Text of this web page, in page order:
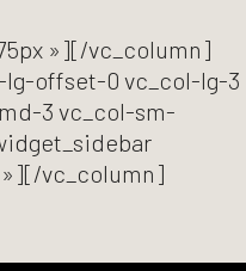
»][/vc_column]
offset-0 vc_col-lg-3
3 vc_col-sm-
»][/vc_column]